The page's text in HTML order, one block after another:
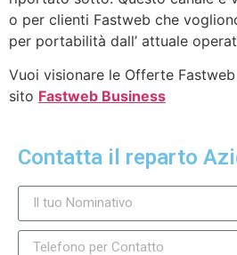
o per clienti Fastweb che
per portabilità dall’ attuale
Vuoi visionare le Offerte
sito Fastweb Business
Contatta il reparto